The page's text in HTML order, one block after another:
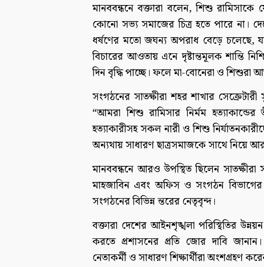
মানববন্ধনে বক্তারা বলেন, শিশু রামিসাকে
কোনো সভ্য সমাজের চিত্র হতে পারে না।
ধর্ষণের মতো জঘন্য অপরাধ বেড়ে চলেছে,
বিচারের আওতায় এনে দৃষ্টান্তমূলক শান্তি
দিন বৃদ্ধি পাচ্ছে। ফলে মা-বোনেরা ও
সংগঠনের সাতক্ষীরা শহর শাখার
“আমরা শিশু রামিসার নির্মম হত্যাকান্ডের
হত্যাকারীসহ সকল নারী ও শিশু
অন্যথায় সাধারণ ছাত্রসমাজকে সাথে নিয়ে
মানববন্ধনে আরও উপস্থিত ছিলেন সাতক্ষীরা
মাহজাবিন এবং অফিস ও সংগঠন বিভাগের
সংগঠনের বিভিন্ন ন্তরের নেতৃবৃন্দ।
বক্তারা দেশের আইনশৃঙ্খলা পরিস্থিতির
করতে প্রশাসনের প্রতি জোর দাবি
নেতাকর্মী ও সাধারণ শিক্ষার্থীরা অংশগ্রহণ